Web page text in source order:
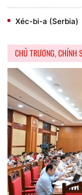
Xéc-bi-a (Serbia)
CHỦ TRƯƠNG, CHÍNH